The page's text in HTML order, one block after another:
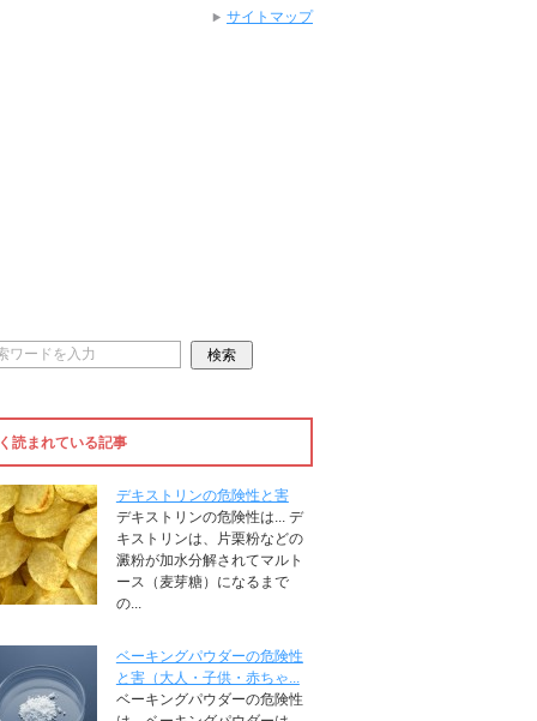
読まれている記事
デキストリンの危険性と害
デキストリンの危険性は... デ
キストリンは、片栗粉などの
澱粉が加水分解されてマルト
ース（麦芽糖）になるまで
の...
ベーキングパウダーの危険性
と害（大人・子供・赤ちゃ...
ベーキングパウダーの危険性
サイトマップ